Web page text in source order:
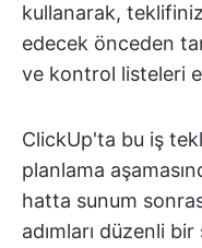
kullanarak,
edecek önceden
ve kontrol listeleri
ClickUp'ta bu iş
planlama
hatta sunum
adımları düzenli